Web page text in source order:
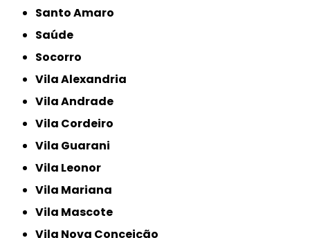
Santo Amaro
Saúde
Socorro
Vila Alexandria
Vila Andrade
Vila Cordeiro
Vila Guarani
Vila Leonor
Vila Mariana
Vila Mascote
Vila Nova Conceição